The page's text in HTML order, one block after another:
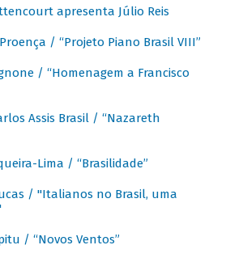
apresenta Júlio Reis
/ “Projeto Piano Brasil VIII”
/ “Homenagem a Francisco
Assis Brasil / “Nazareth
Lima / “Brasilidade”
/ "Italianos no Brasil, uma
/ “Novos Ventos”